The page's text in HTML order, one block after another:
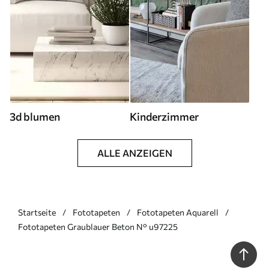
3d blumen Kinderzimmer
ALLE ANZEIGEN
Startseite Fototapeten
Fototapeten Aquarell
Fototapeten Graublauer Beton N° u97225